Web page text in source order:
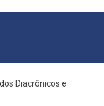
Diacrônicos e